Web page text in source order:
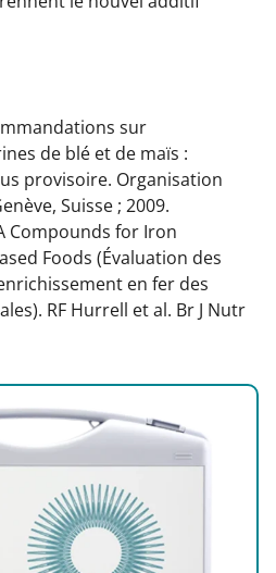
sur
de blé et de maïs :
provisoire. Organisation
Suisse ; 2009.
Compounds for Iron
Foods (Évaluation des
en fer des
RF Hurrell et al. Br J Nutr